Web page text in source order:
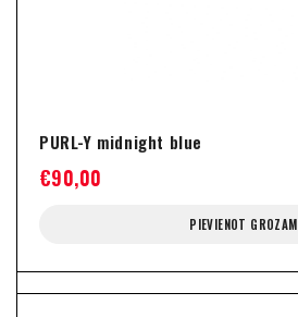
PURL-Y midnight blue
€90,00
PIEVIENOT GROZAM